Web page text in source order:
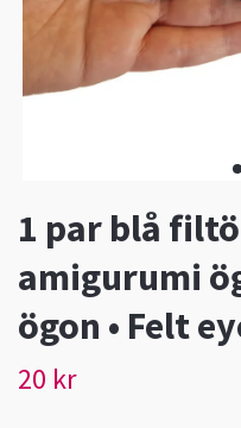
1 par blå
amigurumi
ögon • Felt
20 kr